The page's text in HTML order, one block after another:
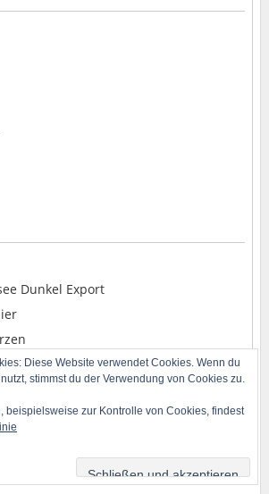
Dunkel Export
Hefe Dunkel
B.INFO | Powered by H. Baran und WordPress | Design
Iceable Themes
Diese Website verwendet Cookies. Wenn du
stimmst du der Verwendung von Cookies zu.
beispielsweise zur Kontrolle von Cookies, findest